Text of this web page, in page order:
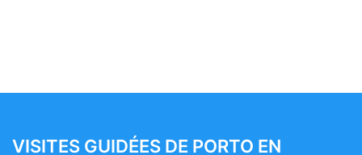
VISITES GUIDÉES DE PORTO EN